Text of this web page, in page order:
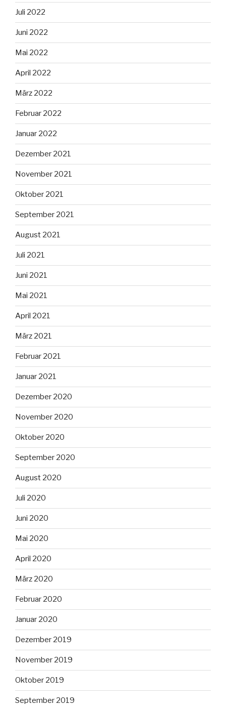
Juli 2022
Juni 2022
Mai 2022
April 2022
März 2022
Februar 2022
Januar 2022
Dezember 2021
November 2021
Oktober 2021
September 2021
August 2021
Juli 2021
Juni 2021
Mai 2021
April 2021
März 2021
Februar 2021
Januar 2021
Dezember 2020
November 2020
Oktober 2020
September 2020
August 2020
Juli 2020
Juni 2020
Mai 2020
April 2020
März 2020
Februar 2020
Januar 2020
Dezember 2019
November 2019
Oktober 2019
September 2019